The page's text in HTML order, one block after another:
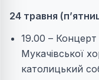
24 травня
19.00 – Концерт
Мукачівської
католицький